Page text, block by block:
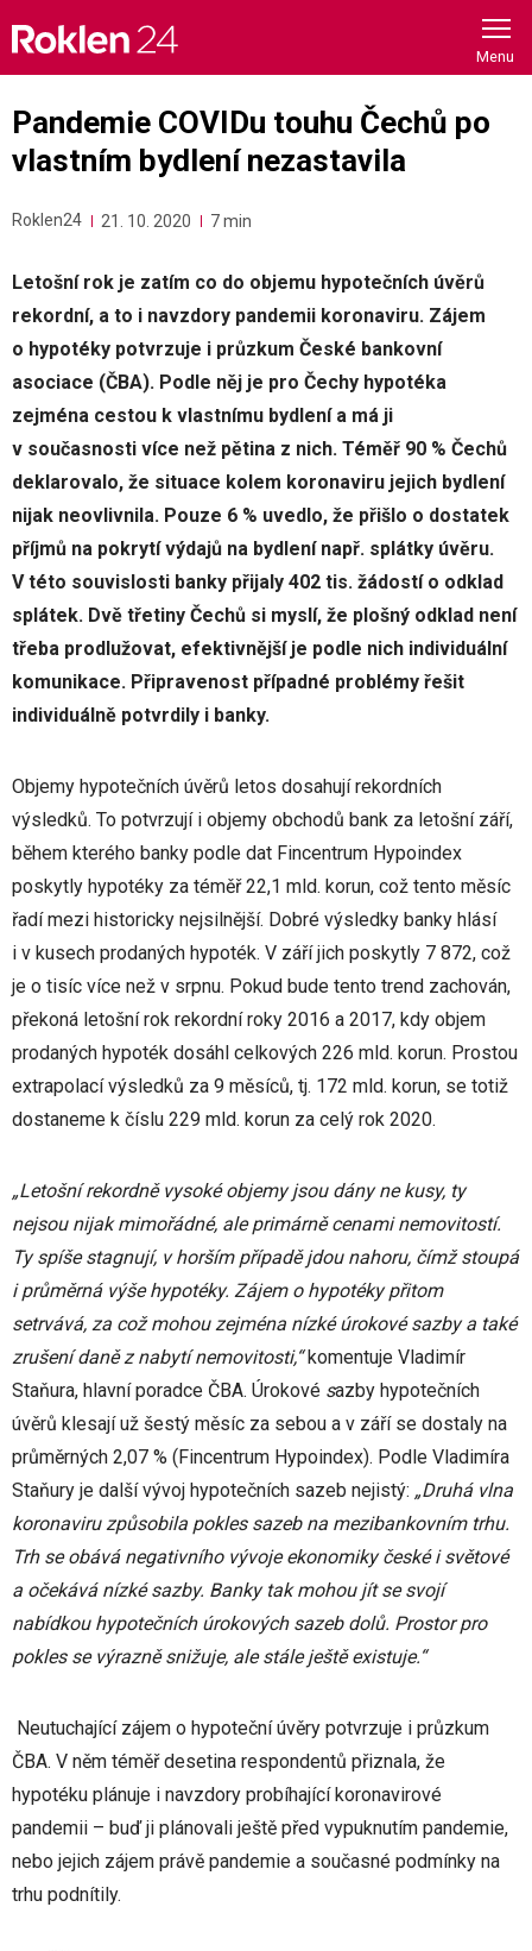
content
Pandemie COVIDu touhu Čechů po
vlastním bydlení nezastavila
Roklen24 21. 10. 2020 7 min
Letošní rok je zatím co do objemu hypotečních úvěrů
rekordní, a to i navzdory pandemii koronaviru. Zájem
o hypotéky potvrzuje i průzkum České bankovní
asociace (ČBA). Podle něj je pro Čechy hypotéka
zejména cestou k vlastnímu bydlení a má ji
v současnosti více než pětina z nich. Téměř 90 % Čechů
deklarovalo, že situace kolem koronaviru jejich bydlení
nijak neovlivnila. Pouze 6 % uvedlo, že přišlo o dostatek
příjmů na pokrytí výdajů na bydlení např. splátky úvěru.
V této souvislosti banky přijaly 402 tis. žádostí o odklad
splátek. Dvě třetiny Čechů si myslí, že plošný odklad není
třeba prodlužovat, efektivnější je podle nich individuální
komunikace. Připravenost případné problémy řešit
individuálně potvrdily i banky.
Objemy hypotečních úvěrů letos dosahují rekordních
výsledků. To potvrzují i objemy obchodů bank za letošní září,
během kterého banky podle dat Fincentrum Hypoindex
poskytly hypotéky za téměř 22,1 mld. korun, což tento měsíc
řadí mezi historicky nejsilnější. Dobré výsledky banky hlásí
i v kusech prodaných hypoték. V září jich poskytly 7 872, což
je o tisíc více než v srpnu. Pokud bude tento trend zachován,
překoná letošní rok rekordní roky 2016 a 2017, kdy objem
prodaných hypoték dosáhl celkových 226 mld. korun. Prostou
extrapolací výsledků za 9 měsíců, tj. 172 mld. korun, se totiž
dostaneme k číslu 229 mld. korun za celý rok 2020.
„Letošní rekordně vysoké objemy jsou dány ne kusy, ty
nejsou nijak mimořádné, ale primárněcenami nemovitostí.
Ty spíše stagnují, v horším případě jdou nahoru, čímž stoupá
i průměrná výše hypotéky. Zájem o hypotéky přitom
setrvává, za což mohou zejména nízké úrokové sazby a také
zrušení daně z nabytí nemovitosti,“komentuje Vladimír
Staňura, hlavní poradce ČBA. Úrokové sazby hypotečních
úvěrů klesají už šestý měsíc za sebou a v září se dostaly na
průměrných 2,07 % (Fincentrum Hypoindex). Podle Vladimíra
Staňury je další vývoj hypotečních sazeb nejistý: „Druhá vlna
koronaviru způsobila pokles sazeb na mezibankovním trhu.
Trh se obává negativního vývoje ekonomiky české i světové
a očekává nízké sazby. Banky tak mohou jít se svojí
nabídkou hypotečních úrokových sazeb dolů. Prostor pro
pokles se výrazně snižuje, ale stále ještě existuje.“
Neutuchající zájem o hypoteční úvěry potvrzuje i průzkum
ČBA. V něm téměř desetina respondentů přiznala, že
hypotéku plánuje i navzdory probíhající koronavirové
pandemii – buď ji plánovali ještě před vypuknutím pandemie,
nebo jejich zájem právě pandemie a současné podmínky na
trhu podnítily.